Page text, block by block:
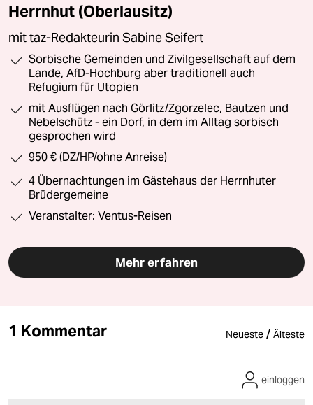
Herrnhut (Oberlausitz)
mit taz-Redakteurin Sabine Seifert
Sorbische Gemeinden und Zivilgesellschaft auf dem
Lande, AfD-Hochburg aber traditionell auch
Refugium für Utopien
mit Ausflügen nach Görlitz/Zgorzelec, Bautzen und
Nebelschütz - ein Dorf, in dem im Alltag sorbisch
gesprochen wird
950 € (DZ/HP/ohne Anreise)
4 Übernachtungen im Gästehaus der Herrnhuter
Brüdergemeine
Veranstalter: Ventus-Reisen
Mehr erfahren
1 Kommentar Neueste / Älteste
einloggen